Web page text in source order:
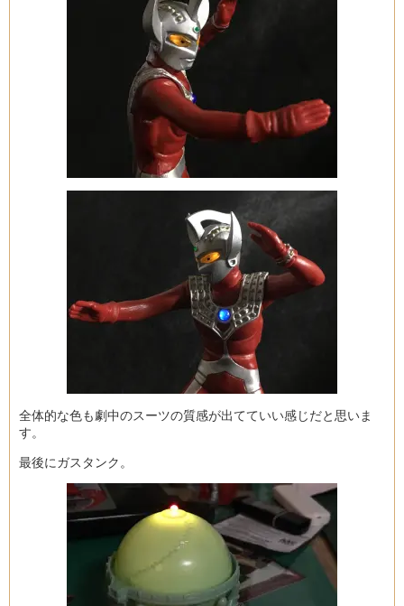
全体的な色も劇中のスーツの質感が出てていい感じだと思いま
す。
最後にガスタンク。